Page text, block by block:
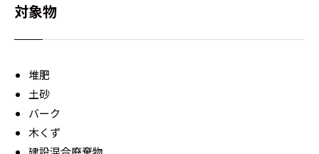
対象物
堆肥
土砂
バーク
木くず